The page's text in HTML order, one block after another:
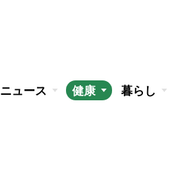
ニュース 健康 暮らし